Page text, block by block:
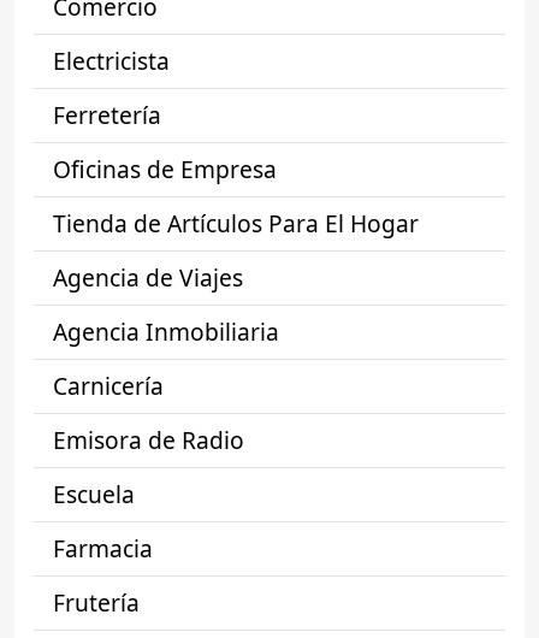
Electricista
Ferretería
Oficinas de Empresa
Tienda de Artículos Para El Hogar
Agencia de Viajes
Agencia Inmobiliaria
Carnicería
Emisora de Radio
Escuela
Farmacia
Frutería